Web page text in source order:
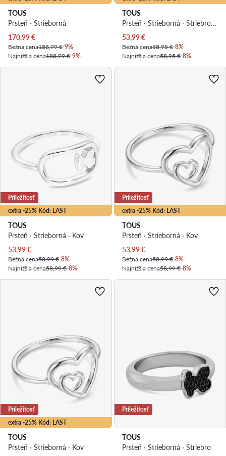
TOUS
Prsteň · Strieborná
Aktuálna cena
170,99€
Bežná cena188,99 €-9%
Najnižšia cena188,99 €-9%
TOUS
Prsteň · Strieborná · Striebro 925
Aktuálna cena
53,99€
Bežná cena58,95 €-8%
Najnižšia cena58,95 €-8%
extra -25% Kód: LAST
Príležitosť
TOUS
Prsteň · Strieborná · Kov
Aktuálna cena
53,99€
Bežná cena58,99 €-8%
Najnižšia cena58,99 €-8%
extra -25% Kód: LAST
Príležitosť
TOUS
Prsteň · Strieborná · Kov
Aktuálna cena
53,99€
Bežná cena58,99 €-8%
Najnižšia cena58,99 €-8%
extra -25% Kód: LAST
Príležitosť
TOUS
Prsteň · Strieborná · Kov
Príležitosť
TOUS
Prsteň · Strieborná · Striebro